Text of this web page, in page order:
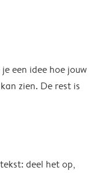
een idee hoe jouw
zien. De rest is
deel het op,